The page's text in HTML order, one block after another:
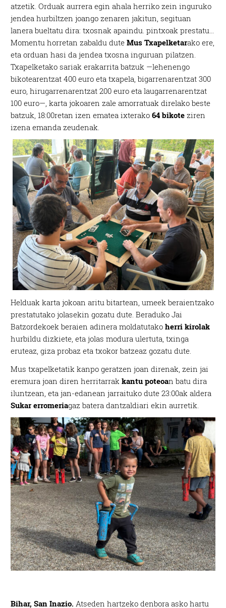
atzetik. Orduak aurrera egin ahala herriko zein inguruko
jendea hurbiltzen joango zenaren jakitun, segituan
lanera bueltatu dira: txosnak apaindu. pintxoak prestatu…
Momentu horretan zabaldu duteMus Txapelketarako ere,
eta orduan hasi da jendea txosna inguruan pilatzen.
Txapelketako sariak erakarrita batzuk —lehenengo
bikotearentzat 400 euro eta txapela, bigarrenarentzat 300
euro, hirugarrenarentzat 200 euro eta laugarrenarentzat
100 euro—, karta jokoaren zale amorratuak direlako beste
batzuk, 18:00retan izen ematea ixterako64 bikote ziren
izena emanda zeudenak.
Helduak karta jokoan aritu bitartean, umeek beraientzako
prestatutako jolasekin gozatu dute. Beraduko Jai
Batzordekoek beraien adinera moldatutakoherri kirolak
hurbildu dizkiete, eta jolas modura ulertuta, txinga
eruteaz, giza probaz eta txokor batzeaz gozatu dute.
Mus txapelketatik kanpo geratzen joan direnak, zein jai
eremura joan diren herritarrak kantu poteoan batu dira
iluntzean, eta jan-edanean jarraituko dute 23:00ak aldera
Sukar erromeriagaz batera dantzaldiari ekin aurretik.
Bihar, San Inazio.Atseden hartzeko denbora asko hartu